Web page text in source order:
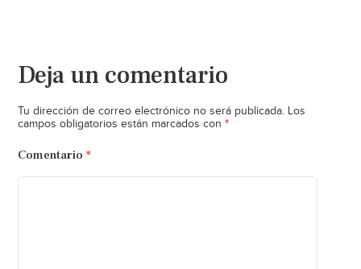
Deja un comentario
Tu dirección de correo electrónico no será publicada. Los
campos obligatorios están marcados con *
Comentario *